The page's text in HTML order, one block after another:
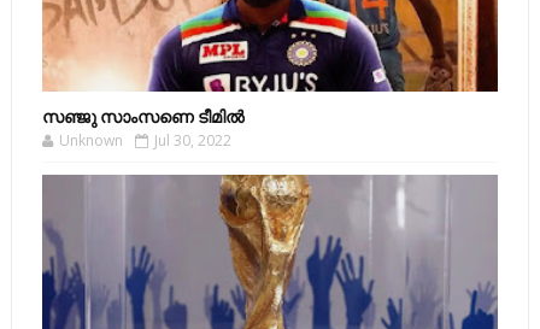
സഞ്ജു സാംസണെ ടീമില്‍
Unknown Jul 30, 2022